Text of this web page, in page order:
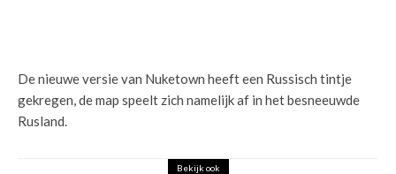
De nieuwe versie van Nuketown heeft een Russisch tintje
gekregen, de map speelt zich namelijk af in het besneeuwde
Rusland.
Bekijk ook